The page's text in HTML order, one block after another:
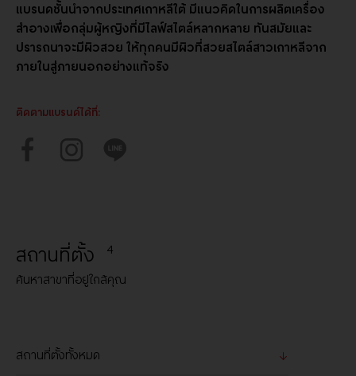
แบรนดชั้นนำจากประเทศเกาหลีใต้ มีแนวคิดในการผลิตเครื่อง
สำอางเพื่อกลุ่มผู้หญิงที่มีไลฟ์สไตล์หลากหลาย ทันสมัยและ
ปรารถนาจะมีผิวสวย ให้ทุกคนมีผิวที่สวยสไตล์สาวเกาหลีจาก
ภายในสู่ภายนอกอย่างแท้จริง
ติดตามแบรนด์ได้ที่:
สถานที่ตั้ง
4
ค้นหาสาขาที่อยู่ใกล้คุณ